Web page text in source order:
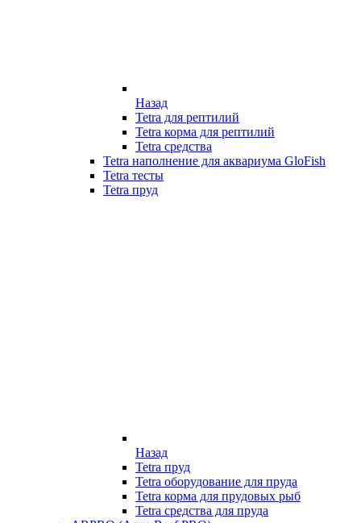
Назад
Tetra для рептилий
Tetra корма для рептилий
Tetra средства
Tetra наполнение для аквариума GloFish
Tetra тесты
Tetra пруд
Назад
Tetra пруд
Tetra оборудование для пруда
Tetra корма для прудовых рыб
Tetra средства для пруда